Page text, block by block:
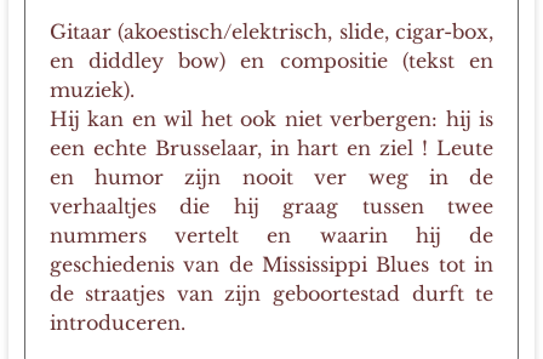
Gitaar (akoestisch/elektrisch, slide, cigar-box,
en diddley bow) en compositie (tekst en
muziek).
Hij kan en wil het ook niet verbergen: hij is
een echte Brusselaar, in hart en ziel ! Leute
en humor zijn nooit ver weg in de
verhaaltjes die hij graag tussen twee
nummers vertelt en waarin hij de
geschiedenis van de Mississippi Blues tot in
de straatjes van zijn geboortestad durft te
introduceren.